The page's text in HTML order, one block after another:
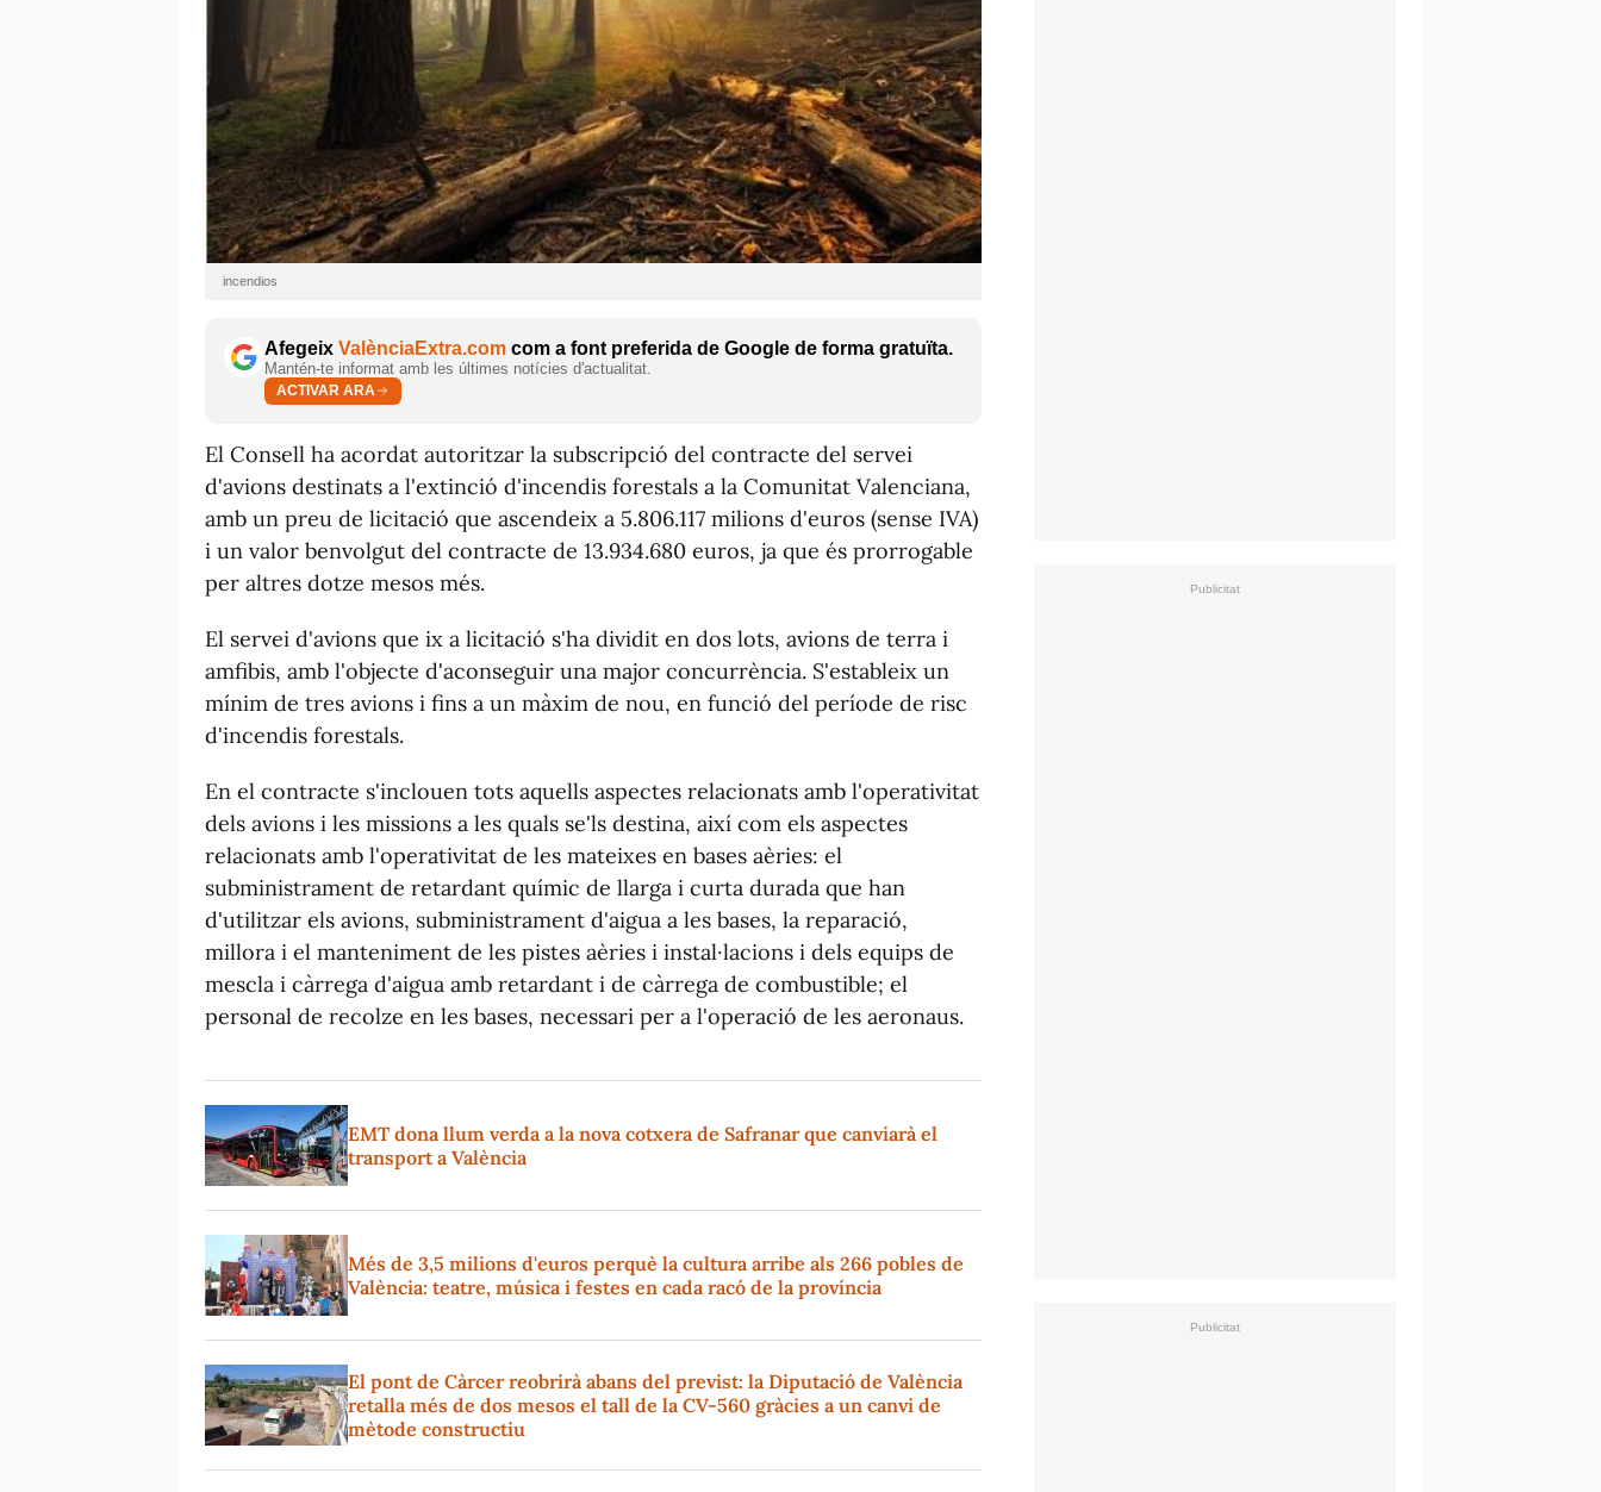
incendios
Afegeix ValènciaExtra.com com a font preferida de Google de forma gratuïta.
Mantén-te informat amb les últimes notícies d'actualitat.
ACTIVAR ARA
El Consell ha acordat autoritzar la subscripció del contracte del servei
d'avions destinats a l'extinció d'incendis forestals a la Comunitat Valenciana,
amb un preu de licitació que ascendeix a 5.806.117 milions d'euros (sense IVA)
i un valor benvolgut del contracte de 13.934.680 euros, ja que és prorrogable
per altres dotze mesos més.
El servei d'avions que ix a licitació s'ha dividit en dos lots, avions de terra i
amfibis, amb l'objecte d'aconseguir una major concurrència. S'estableix un
mínim de tres avions i fins a un màxim de nou, en funció del període de risc
d'incendis forestals.
En el contracte s'inclouen tots aquells aspectes relacionats amb l'operativitat
dels avions i les missions a les quals se'ls destina, així com els aspectes
relacionats amb l'operativitat de les mateixes en bases aèries: el
subministrament de retardant químic de llarga i curta durada que han
d'utilitzar els avions, subministrament d'aigua a les bases, la reparació,
millora i el manteniment de les pistes aèries i instal·lacions i dels equips de
mescla i càrrega d'aigua amb retardant i de càrrega de combustible; el
personal de recolze en les bases, necessari per a l'operació de les aeronaus.
EMT dona llum verda a la nova cotxera de Safranar que canviarà el
transport a València
Més de 3,5 milions d'euros perquè la cultura arribe als 266 pobles de
València: teatre, música i festes en cada racó de la província
El pont de Càrcer reobrirà abans del previst: la Diputació de València
retalla més de dos mesos el tall de la CV-560 gràcies a un canvi de
mètode constructiu